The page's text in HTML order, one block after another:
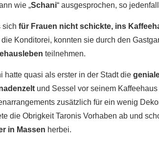
wie „Schani“ ausgesprochen, so
sich für Frauen nicht schickte, ins
die Konditorei, konnten sie durch den
teilnehmen.
hatte quasi als erster in der Stadt die
und Sessel vor seinem
zusätzlich für ein wenig
die Obrigkeit Taronis Vorhaben ab und
in Massen herbei.